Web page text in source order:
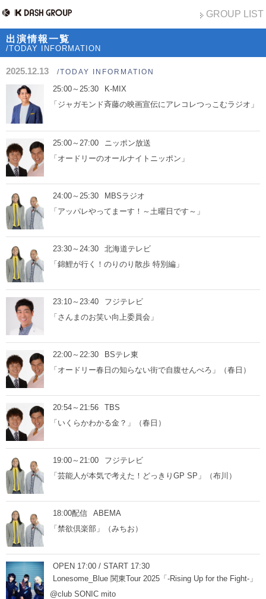
GROUP LIST
出演情報一覧
/TODAY INFORMATION
2025.12.13 /TODAY INFORMATION
25:00～25:30
K-MIX
「ジャガモンド斉藤の映画宣伝にアレコレつっこむラジオ」
25:00～27:00
ニッポン放送
「オードリーのオールナイトニッポン」
24:00～25:30
MBSラジオ
「アッパレやってまーす！～土曜日です～」
23:30～24:30
北海道テレビ
「錦鯉が行く！のりのり散歩 特別編」
23:10～23:40
フジテレビ
「さんまのお笑い向上委員会」
22:00～22:30
BSテレ東
「オードリー春日の知らない街で自腹せんべろ」（春日）
20:54～21:56
TBS
「いくらかわかる金？」（春日）
19:00～21:00
フジテレビ
「芸能人が本気で考えた！どっきりGP SP」（布川）
18:00配信
ABEMA
「禁欲倶楽部」（みちお）
OPEN 17:00 / START 17:30
Lonesome_Blue 関東Tour 2025「-Rising Up for the Fight-」
@club SONIC mito